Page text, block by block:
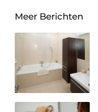
Meer Berichten